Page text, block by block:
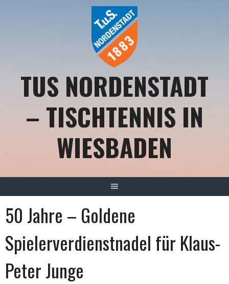
TUS NORDENSTADT
– TISCHTENNIS IN
WIESBADEN
50 Jahre – Goldene
Spielerverdienstnadel für Klaus-
Peter Junge